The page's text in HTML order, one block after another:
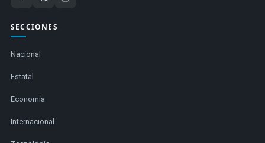
SECCIONES
Nacional
Estatal
Economía
Internacional